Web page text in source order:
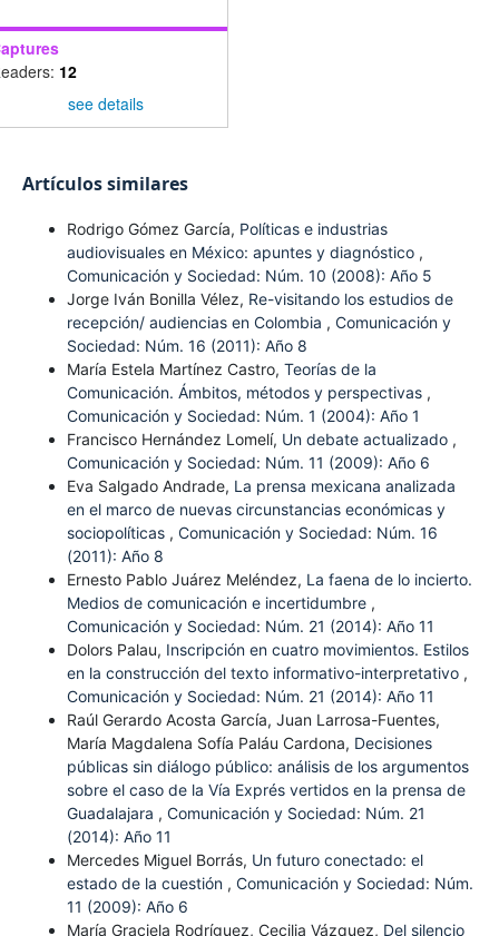
12
see details
Artículos similares
Rodrigo Gómez García, Políticas e industrias
audiovisuales en México: apuntes y diagnóstico ,
Comunicación y Sociedad: Núm. 10 (2008): Año 5
Jorge Iván Bonilla Vélez, Re-visitando los estudios de
recepción/ audiencias en Colombia , Comunicación y
Sociedad: Núm. 16 (2011): Año 8
María Estela Martínez Castro, Teorías de la
Comunicación. Ámbitos, métodos y perspectivas ,
Comunicación y Sociedad: Núm. 1 (2004): Año 1
Francisco Hernández Lomelí, Un debate actualizado ,
Comunicación y Sociedad: Núm. 11 (2009): Año 6
Eva Salgado Andrade, La prensa mexicana analizada
en el marco de nuevas circunstancias económicas y
sociopolíticas , Comunicación y Sociedad: Núm. 16
(2011): Año 8
Ernesto Pablo Juárez Meléndez, La faena de lo incierto.
Medios de comunicación e incertidumbre ,
Comunicación y Sociedad: Núm. 21 (2014): Año 11
Dolors Palau, Inscripción en cuatro movimientos. Estilos
en la construcción del texto informativo-interpretativo ,
Comunicación y Sociedad: Núm. 21 (2014): Año 11
Raúl Gerardo Acosta García, Juan Larrosa-Fuentes,
María Magdalena Sofía Paláu Cardona, Decisiones
públicas sin diálogo público: análisis de los argumentos
sobre el caso de la Vía Exprés vertidos en la prensa de
Guadalajara , Comunicación y Sociedad: Núm. 21
(2014): Año 11
Mercedes Miguel Borrás, Un futuro conectado: el
estado de la cuestión , Comunicación y Sociedad: Núm.
11 (2009): Año 6
María Graciela Rodríguez, Cecilia Vázquez, Del silencio